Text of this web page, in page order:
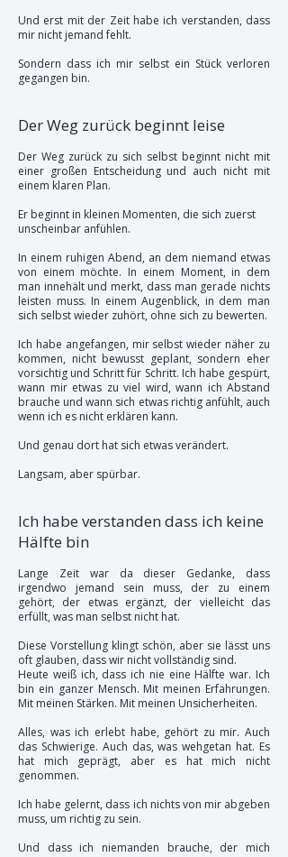
Und erst mit der Zeit habe ich verstanden, dass
mir nicht jemand fehlt.
Sondern dass ich mir selbst ein Stück verloren
gegangen bin.
Der Weg zurück beginnt leise
Der Weg zurück zu sich selbst beginnt nicht mit
einer großen Entscheidung und auch nicht mit
einem klaren Plan.
Er beginnt in kleinen Momenten, die sich zuerst
unscheinbar anfühlen.
In einem ruhigen Abend, an dem niemand etwas
von einem möchte. In einem Moment, in dem
man innehält und merkt, dass man gerade nichts
leisten muss. In einem Augenblick, in dem man
sich selbst wieder zuhört, ohne sich zu bewerten.
Ich habe angefangen, mir selbst wieder näher zu
kommen, nicht bewusst geplant, sondern eher
vorsichtig und Schritt für Schritt. Ich habe gespürt,
wann mir etwas zu viel wird, wann ich Abstand
brauche und wann sich etwas richtig anfühlt, auch
wenn ich es nicht erklären kann.
Und genau dort hat sich etwas verändert.
Langsam, aber spürbar.
Ich habe verstanden dass ich keine
Hälfte bin
Lange Zeit war da dieser Gedanke, dass
irgendwo jemand sein muss, der zu einem
gehört, der etwas ergänzt, der vielleicht das
erfüllt, was man selbst nicht hat.
Diese Vorstellung klingt schön, aber sie lässt uns
oft glauben, dass wir nicht vollständig sind.
Heute weiß ich, dass ich nie eine Hälfte war. Ich
bin ein ganzer Mensch. Mit meinen Erfahrungen.
Mit meinen Stärken. Mit meinen Unsicherheiten.
Alles, was ich erlebt habe, gehört zu mir. Auch
das Schwierige. Auch das, was wehgetan hat. Es
hat mich geprägt, aber es hat mich nicht
genommen.
Ich habe gelernt, dass ich nichts von mir abgeben
muss, um richtig zu sein.
Und dass ich niemanden brauche, der mich